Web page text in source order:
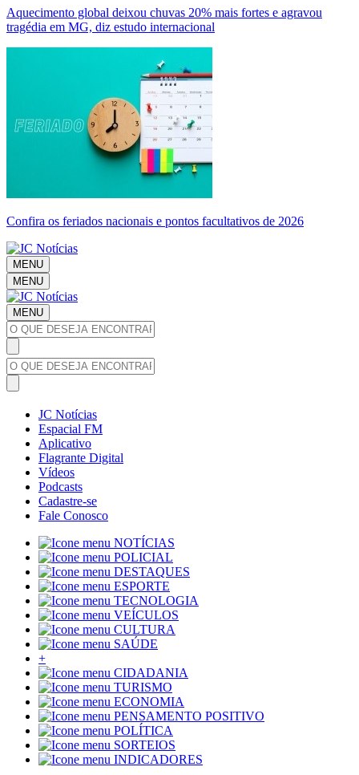
Aquecimento global deixou chuvas 20% mais fortes e agravou
tragédia em MG, diz estudo internacional
Confira os feriados nacionais e pontos facultativos de 2026
MENU
MENU
MENU
JC Notícias
Espacial FM
Aplicativo
Flagrante Digital
Vídeos
Podcasts
Cadastre-se
Fale Conosco
NOTÍCIAS
POLICIAL
DESTAQUES
ESPORTE
TECNOLOGIA
VEÍCULOS
CULTURA
SAÚDE
+
CIDADANIA
TURISMO
ECONOMIA
PENSAMENTO POSITIVO
POLÍTICA
SORTEIOS
INDICADORES